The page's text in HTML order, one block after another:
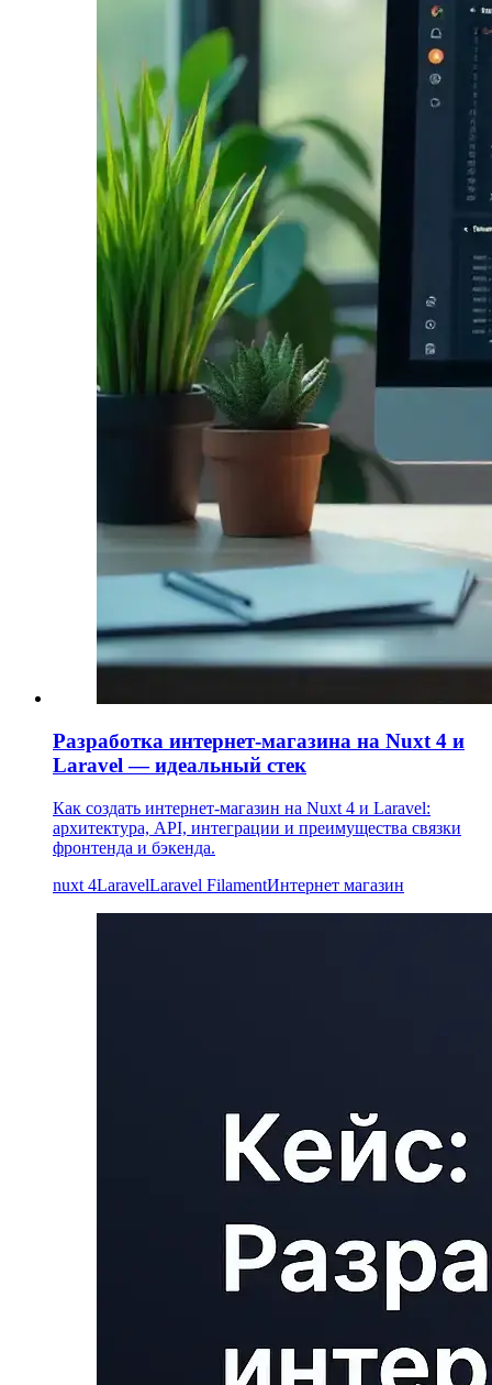
Разработка интернет-магазина на Nuxt 4 и
Laravel — идеальный стек
Как создать интернет-магазин на Nuxt 4 и Laravel:
архитектура, API, интеграции и преимущества связки
фронтенда и бэкенда.
nuxt 4LaravelLaravel FilamentИнтернет магазин